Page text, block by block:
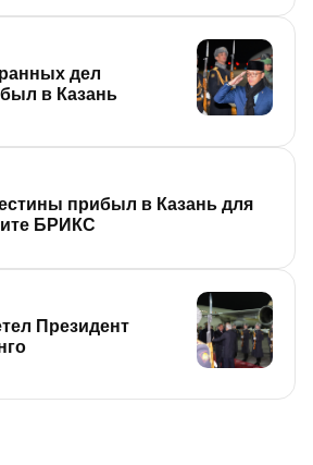
дел
в Казань
прибыл в Казань для
БРИКС
Президент